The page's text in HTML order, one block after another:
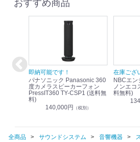
即納可能です！
パナソニック Panasonic 360
度カメラスピーカーフォン
PressIT360 TY-CSP1 (送料無
料)
140,000円 （税別）
在庫ござ
NBCエン
ノンエコ
料無料)
全商品 サウンドシステム 音響機器